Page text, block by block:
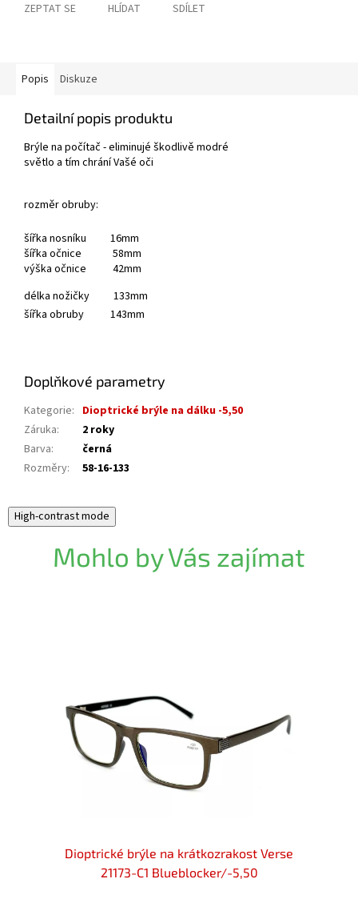
ZEPTAT SE HLÍDAT SDÍLET
Popis Diskuze
Detailní popis produktu
Brýle na počítač - eliminujé škodlivě modré
světlo a tím chrání Vašé oči
rozměr obruby:
šířka nosníku 16mm
šířka očnice 58mm
výška očnice 42mm
délka nožičky 133mm
šířka obruby 143mm
Doplňkové parametry
Kategorie: Dioptrické brýle na dálku -5,50
Záruka:
2 roky
Barva:
černá
Rozměry: 58-16-133
High-contrast mode
Mohlo by Vás zajímat
Dioptrické brýle na krátkozrakost Verse
21173-C1 Blueblocker/-5,50